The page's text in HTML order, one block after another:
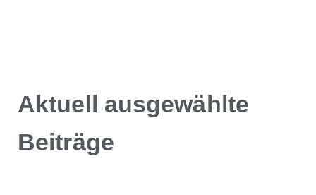
Aktuell ausgewählte
Beiträge